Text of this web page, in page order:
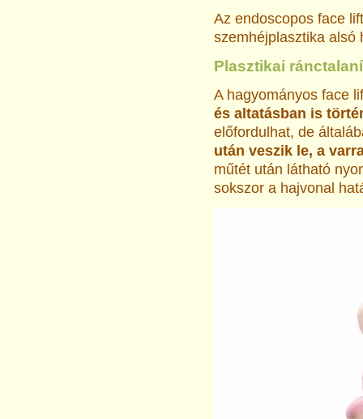
Az endoscopos face
szemhéjplasztika alsó
Plasztikai
A hagyományos face
és altatásban is
előfordulhat, de
után veszik le, a
műtét után látható
sokszor a hajvonal